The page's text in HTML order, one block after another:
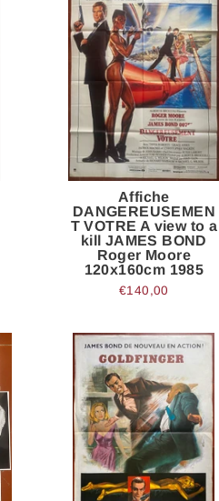
Affiche
DANGEREUSEMEN
T VOTRE A view to a
kill JAMES BOND
Roger Moore
120x160cm 1985
€140,00